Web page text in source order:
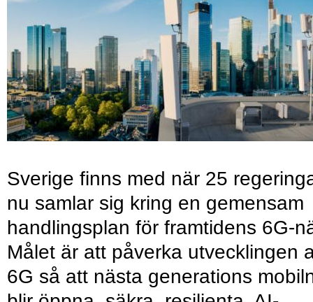
Sverige finns med när 25
nu samlar sig kring en gemensam
handlingsplan för framtidens 6G-
Målet är att påverka utvecklingen
6G så att nästa generations